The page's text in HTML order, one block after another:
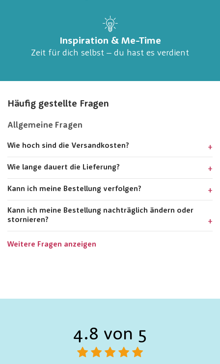
Inspiration & Me-Time
Zeit für dich selbst – du hast es verdient
Häufig gestellte Fragen
Allgemeine Fragen
Wie hoch sind die Versandkosten?
Wie lange dauert die Lieferung?
Kann ich meine Bestellung verfolgen?
Kann ich meine Bestellung nachträglich ändern oder
stornieren?
Weitere Fragen anzeigen
4.8 von 5